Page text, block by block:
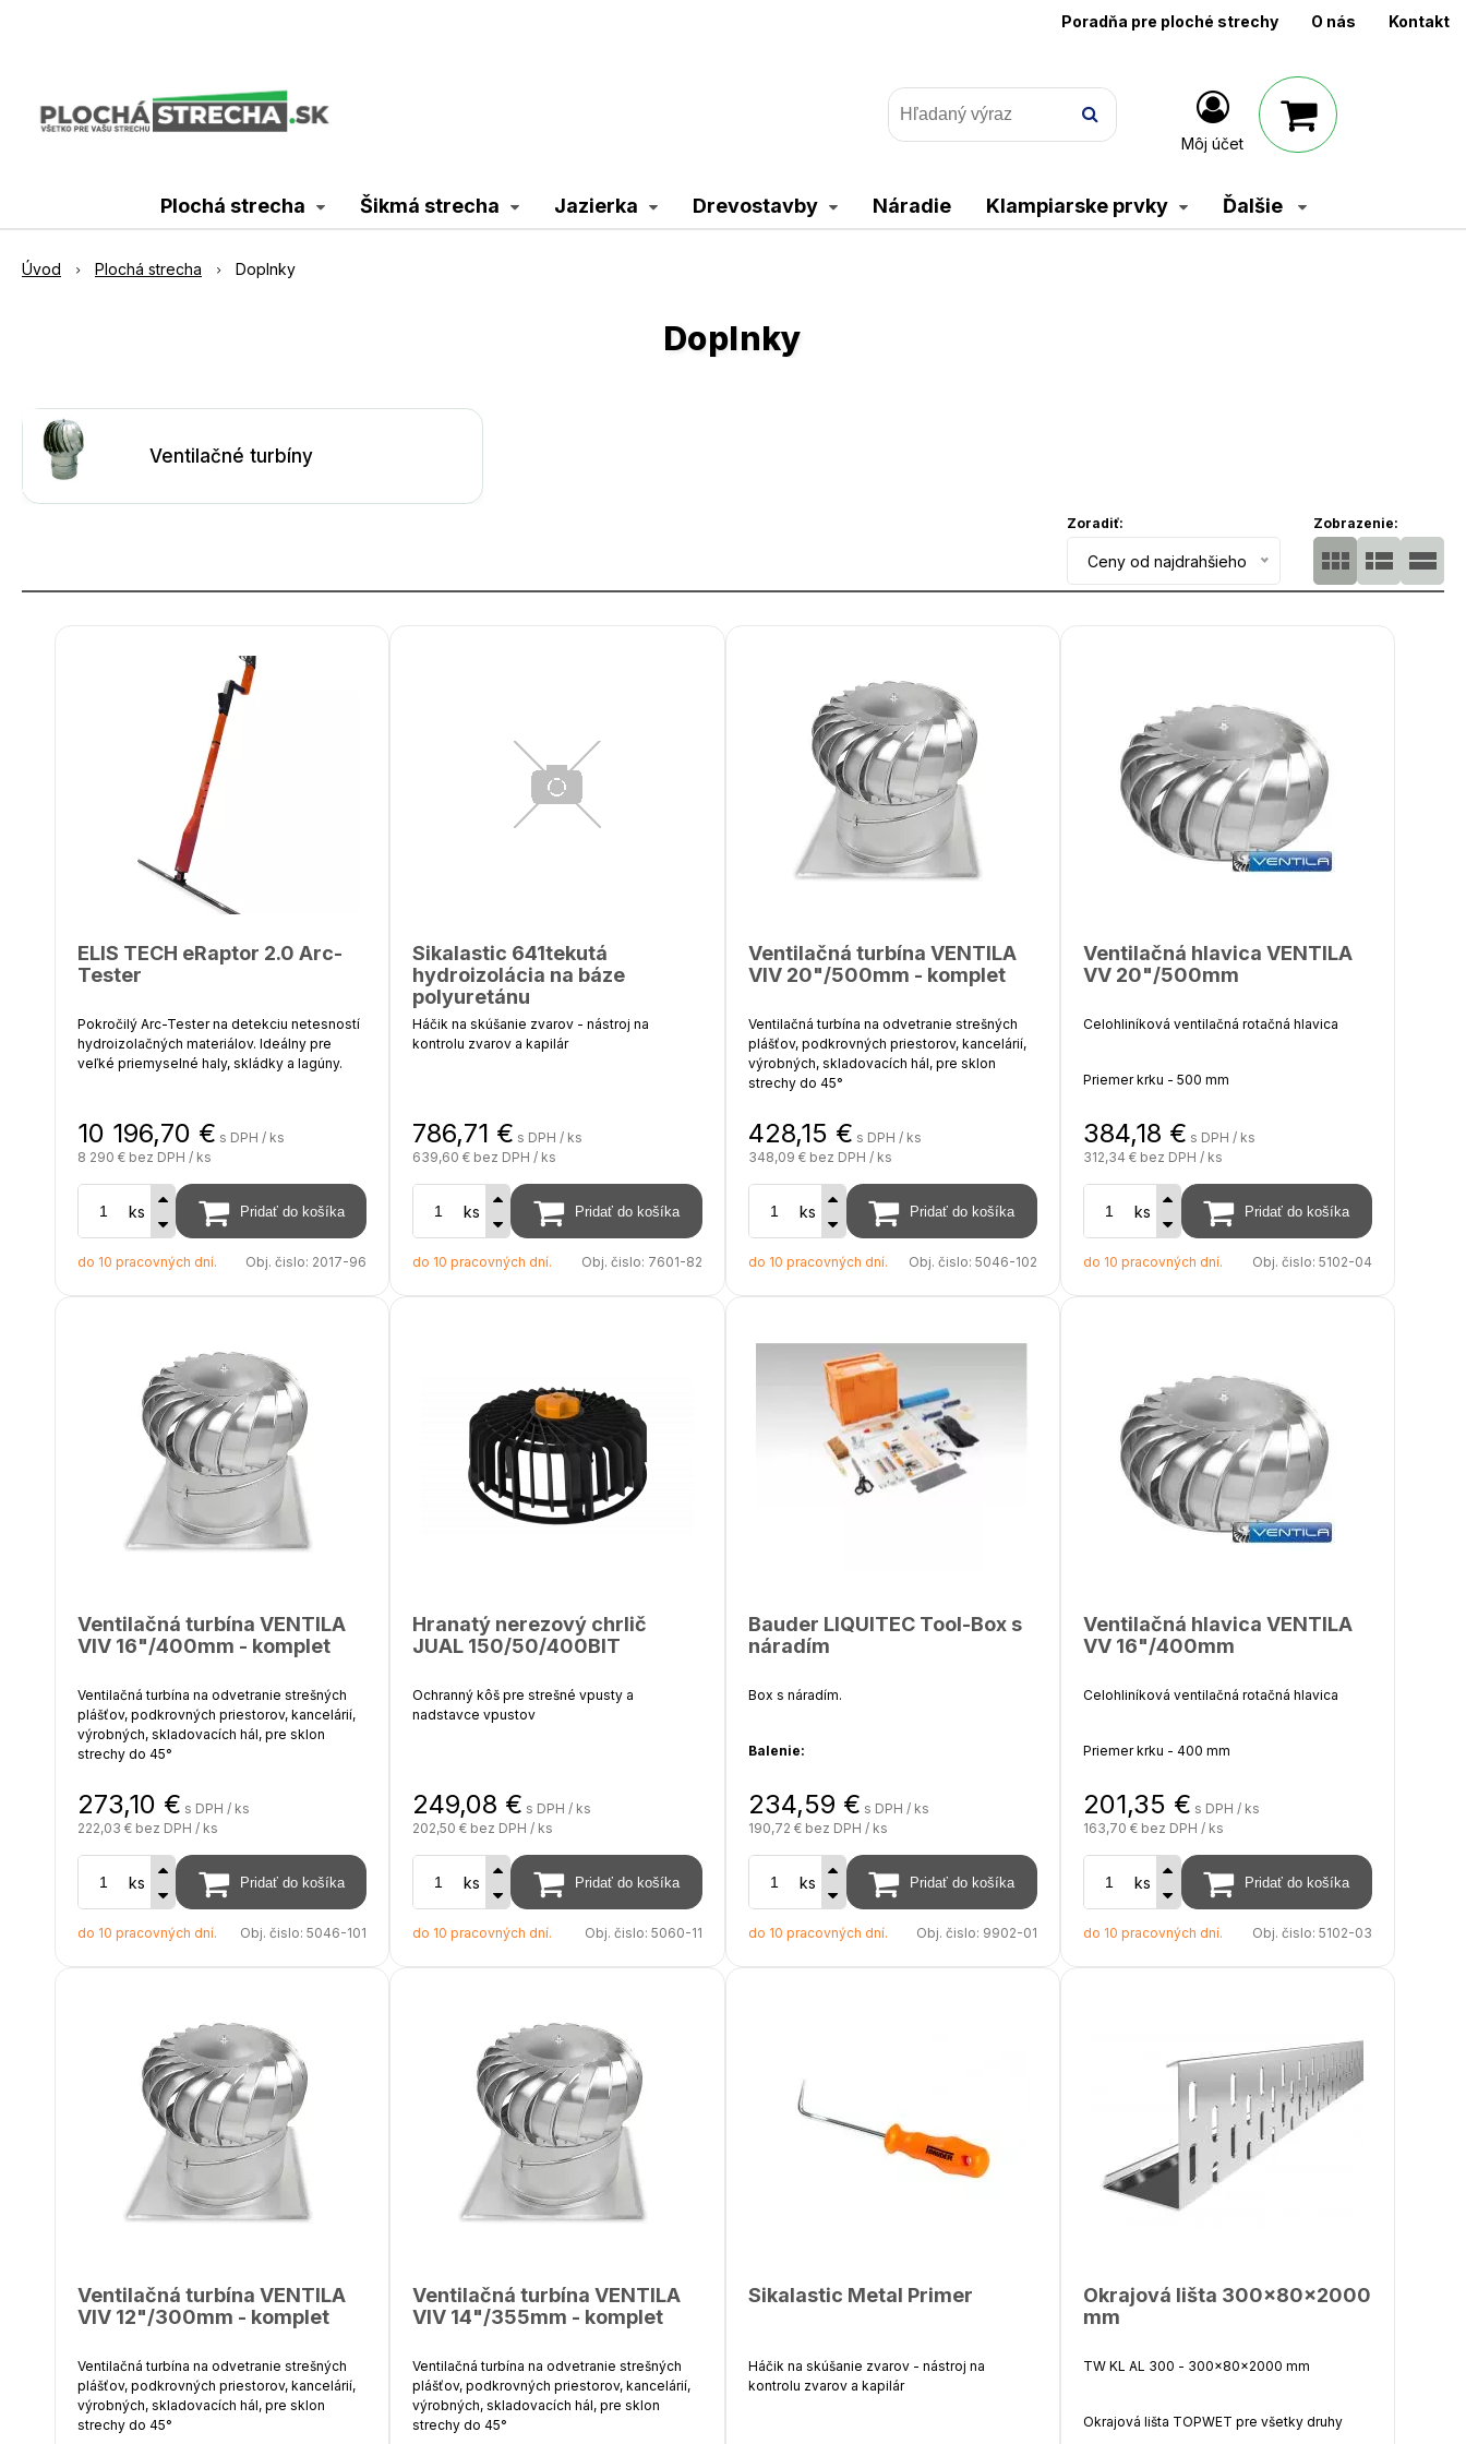
Poradňa pre ploché strechy O nás Kontakt
Môj účet
Plochá strecha Šikmá strecha Jazierka Drevostavby Náradie Klampiarske prvky Ďalšie
Úvod Plochá strecha Doplnky
Doplnky
Ventilačné turbíny
Zobrazenie:
Zoradiť:
Ceny od najdrahšieho
ELIS TECH eRaptor 2.0 Arc-
Tester
Pokročilý Arc-Tester na detekciu netesností
hydroizolačných materiálov. Ideálny pre
veľké priemyselné haly, skládky a lagúny.
10 196,70 € s DPH / ks
8 290 € bez DPH / ks
ks
do 10 pracovných dní. Obj. čislo: 2017-96
Sikalastic 641tekutá
hydroizolácia na báze
polyuretánu
Háčik na skúšanie zvarov - nástroj na
kontrolu zvarov a kapilár
786,71 € s DPH / ks
639,60 € bez DPH / ks
ks
do 10 pracovných dní. Obj. čislo: 7601-82
Ventilačná turbína VENTILA
VIV 20"/500mm - komplet
Ventilačná turbína na odvetranie strešných
plášťov, podkrovných priestorov, kancelárií,
výrobných, skladovacích hál, pre sklon
strechy do 45°
Priemer krku - 20"
Priemer krku - 500 mm
Výška ( komplet ) - 620 mm
Povrchová úprava - prírodný hliník AL
Hmotnosť - 5,2 kg
428,15 € s DPH / ks
348,09 € bez DPH / ks
ks
do 10 pracovných dní. Obj. čislo: 5046-102
Ventilačná hlavica VENTILA
VV 20"/500mm
Celohliníková ventilačná rotačná hlavica
Priemer krku - 500 mm
Priemer hlavice - 640 m
Výška - 370 mm
384,18 € s DPH / ks
312,34 € bez DPH / ks
ks
do 10 pracovných dní. Obj. čislo: 5102-04
Ventilačná turbína VENTILA
VIV 16"/400mm - komplet
Ventilačná turbína na odvetranie strešných
plášťov, podkrovných priestorov, kancelárií,
výrobných, skladovacích hál, pre sklon
strechy do 45°
Priemer krku - 16"
Priemer krku - 400 mm
Výška ( komplet ) - 590 mm
Povrchová úprava - prírodný hliník AL
Hmotnosť - 4,9 kg
Počet ložísk - 2
273,10 € s DPH / ks
222,03 € bez DPH / ks
ks
do 10 pracovných dní. Obj. čislo:5046-101
Hranatý nerezový chrlič
JUAL 150/50/400BIT
Ochranný kôš pre strešné vpusty a
nadstavce vpustov
Materiál - polyamid PA6
Farba - čierna
249,08 € s DPH / ks
202,50 € bez DPH / ks
ks
do 10 pracovných dní. Obj. čislo: 5060-11
Bauder LIQUITEC Tool-Box s
náradím
Box s náradím.
Balenie:
10 plyšových valčekov 10 cm,
1 držiak valčeka pre valček 10 cm,
10 plyšových valčekov 5 cm,
1 držiak valčeka pre valček 5 cm,
1 nožnice,
1 lepiaca páska 50 mm,
3 páry jednorazových rukavíc,
5 brúsnych papierov,
15 vriec na odpadky,
234,59 € s DPH / ks
190,72 € bez DPH / ks
ks
do 10 pracovných dní. Obj. čislo: 9902-01
Ventilačná hlavica VENTILA
VV 16"/400mm
Celohliníková ventilačná rotačná hlavica
Priemer krku - 400 mm
Priemer hlavice - 540 m
Výška - 340 mm
201,35 € s DPH / ks
163,70 € bez DPH / ks
ks
do 10 pracovných dní. Obj. čislo: 5102-03
Ventilačná turbína VENTILA
VIV 12"/300mm - komplet
Ventilačná turbína na odvetranie strešných
plášťov, podkrovných priestorov, kancelárií,
výrobných, skladovacích hál, pre sklon
strechy do 45°
Ventilačná turbína VENTILA
VIV 14"/355mm - komplet
Ventilačná turbína na odvetranie strešných
plášťov, podkrovných priestorov, kancelárií,
výrobných, skladovacích hál, pre sklon
strechy do 45°
Sikalastic Metal Primer
Háčik na skúšanie zvarov - nástroj na
kontrolu zvarov a kapilár
Okrajová lišta 300x80x2000
mm
TW KL AL 300 - 300x80x2000 mm
Okrajová lišta TOPWET pre všetky druhy